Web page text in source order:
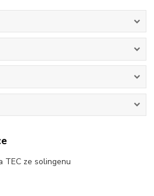
TEC ze solingenu